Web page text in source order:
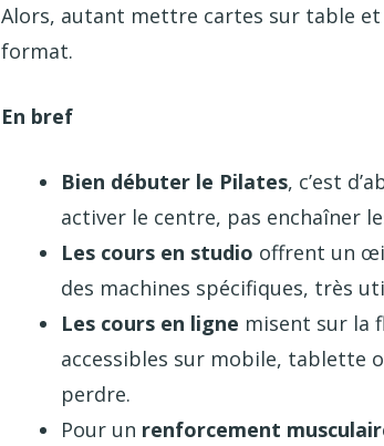
Alors, autant mettre cartes sur table
format.
En bref
Bien débuter le Pilates, c’est
activer le centre, pas enchaîner
Les cours en studio offrent un
des machines spécifiques, très
Les cours en ligne misent sur la
accessibles sur mobile, tablette
perdre.
Pour un renforcement